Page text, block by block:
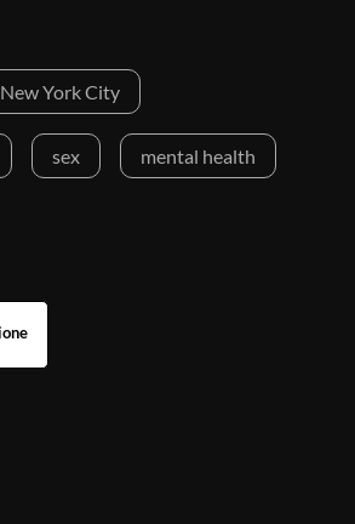
New York City
sex mental health